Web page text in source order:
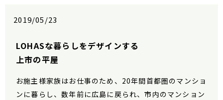
2019/05/23
LOHASな暮らしをデザインする
上市の平屋
お施主様家族はお仕事のため、20年間首都圏のマンショ
ンに暮らし、数年前に広島に戻られ、市内のマンション